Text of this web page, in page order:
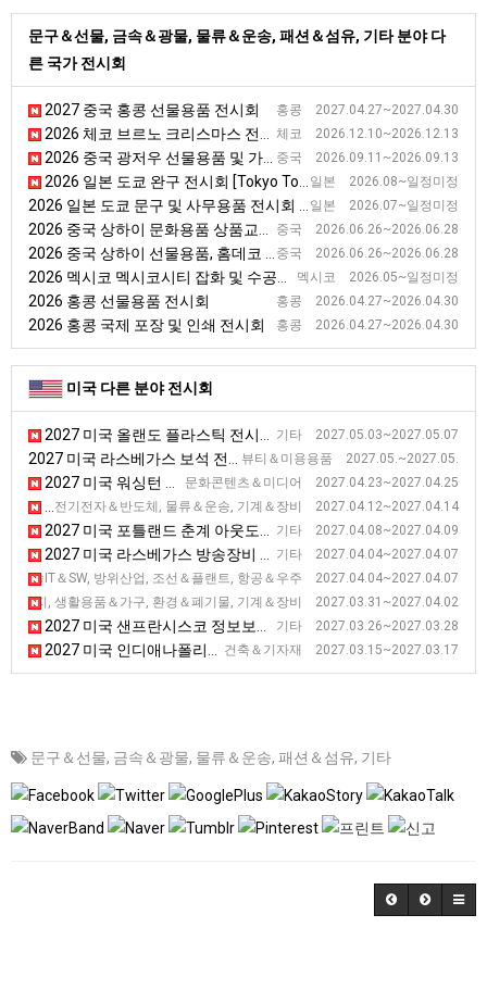
문구＆선물, 금속＆광물, 물류＆운송, 패션＆섬유, 기타 분야 다
른 국가 전시회
홍콩 2027.04.27~2027.04.30
2027 중국 홍콩 선물용품 전시회
체코 2026.12.10~2026.12.13
2026 체코 브르노 크리스마스 전시회 [Christmas Market]
중국 2026.09.11~2026.09.13
2026 중국 광저우 선물용품 및 가정용품 전시회 [CHN GIFT EXPO]
일본 2026.08~일정미정
2026 일본 도쿄 완구 전시회 [Tokyo Toy Show]
일본 2026.07~일정미정
2026 일본 도쿄 문구 및 사무용품 전시회 [ISOT]
중국 2026.06.26~2026.06.28
2026 중국 상하이 문화용품 상품교류 전시회
중국 2026.06.26~2026.06.28
2026 중국 상하이 선물용품, 홈데코 전시회 [CGHE]
멕시코 2026.05~일정미정
2026 멕시코 멕시코시티 잡화 및 수공예품 전시회 [2026 멕시코시티 수공예·DIY 자재 전시회]
홍콩 2026.04.27~2026.04.30
2026 홍콩 선물용품 전시회
홍콩 2026.04.27~2026.04.30
2026 홍콩 국제 포장 및 인쇄 전시회
미국 다른 분야 전시회
기타 2027.05.03~2027.05.07
2027 미국 올랜도 플라스틱 전시회 [NPE]
뷰티＆미용용품 2027.05.~2027.05.
2027 미국 라스베가스 보석 전시회
문화콘텐츠＆미디어 2027.04.23~2027.04.25
2027 미국 워싱턴 만화 전시회 [Awesome Con]
전기전자＆반도체, 물류＆운송, 기계＆장비 2027.04.12~2027.04.14
기타 2027.04.08~2027.04.09
2027 미국 포틀랜드 춘계 아웃도어스포츠 기능성 섬유 박람회
기타 2027.04.04~2027.04.07
2027 미국 라스베가스 방송장비 전시회
신기술IT＆SW, 방위산업, 조선＆플랜트, 항공＆우주 2027.04.04~2027.04.07
2027 미국 메릴랜드 해양항공우주 전시회 [SAS]
에너지, 생활용품＆가구, 환경＆폐기물, 기계＆장비 2027.03.31~2027.04.02
2027 미국 볼티모어 미건물유지보수 및 관련 기술 전시회 [NFMT]
기타 2027.03.26~2027.03.28
2027 미국 샌프란시스코 정보보안 전시회
건축＆기자재 2027.03.15~2027.03.17
2027 미국 인디애나폴리스 아스팔트 전시회 [WOA]
문구＆선물, 금속＆광물, 물류＆운송, 패션＆섬유, 기타